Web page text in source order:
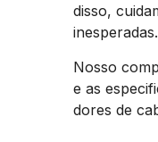
disso,
inesperadas.
Nosso
e as
dores de